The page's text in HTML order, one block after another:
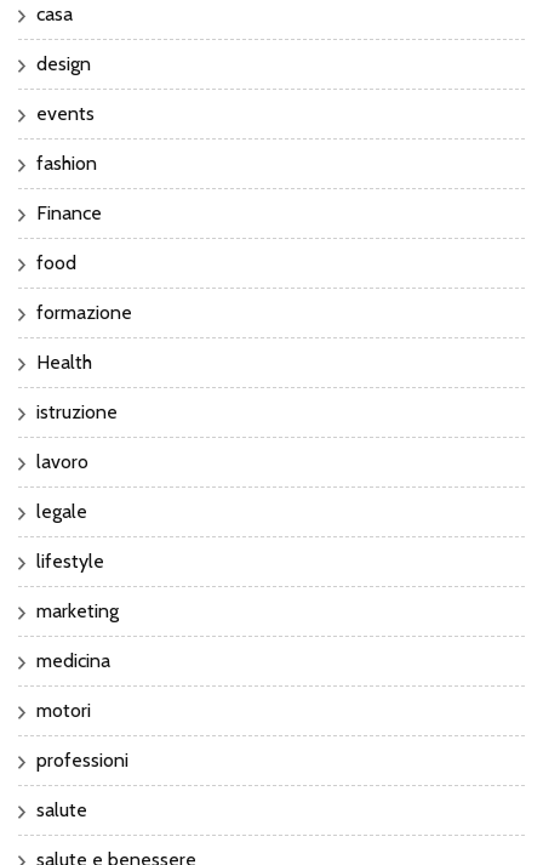
casa
design
events
fashion
Finance
food
formazione
Health
istruzione
lavoro
legale
lifestyle
marketing
medicina
motori
professioni
salute
salute e benessere